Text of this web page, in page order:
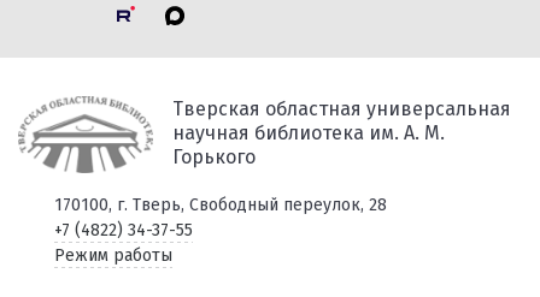
Тверская областная универсальная
научная библиотека им. А. М.
Горького
170100, г. Тверь, Свободный переулок, 28
+7 (4822) 34-37-55
Режим работы